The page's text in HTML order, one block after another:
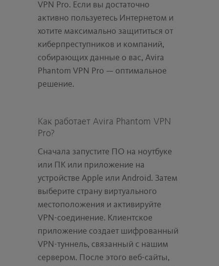
VPN Pro. Если вы достаточно
активно пользуетесь Интернетом и
хотите максимально защититься от
киберпреступников и компаний,
собирающих данные о вас, Avira
Phantom VPN Pro — оптимальное
решение.
Как работает Avira Phantom VPN
Pro?
Сначала запустите ПО на ноутбуке
или ПК или приложение на
устройстве Apple или Android. Затем
выберите страну виртуального
местоположения и активируйте
VPN-соединение. Клиентское
приложение создает шифрованный
VPN-туннель, связанный с нашим
сервером. После этого веб-сайты,